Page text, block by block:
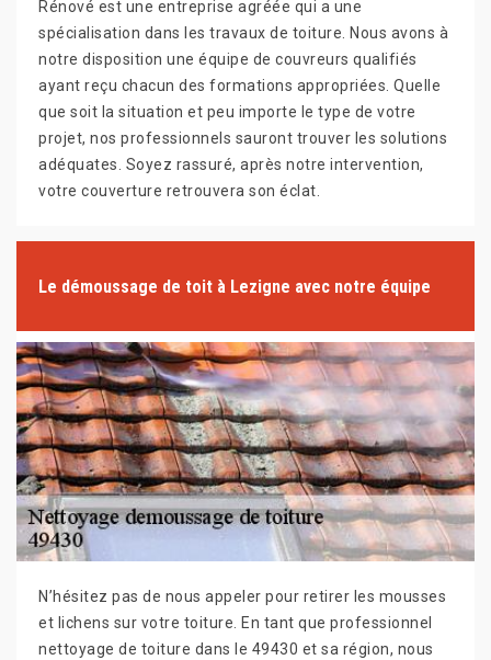
Rénové est une entreprise agréée qui a une
spécialisation dans les travaux de toiture. Nous avons à
notre disposition une équipe de couvreurs qualifiés
ayant reçu chacun des formations appropriées. Quelle
que soit la situation et peu importe le type de votre
projet, nos professionnels sauront trouver les solutions
adéquates. Soyez rassuré, après notre intervention,
votre couverture retrouvera son éclat.
Le démoussage de toit à Lezigne avec notre équipe
N’hésitez pas de nous appeler pour retirer les mousses
et lichens sur votre toiture. En tant que professionnel
nettoyage de toiture dans le 49430 et sa région, nous